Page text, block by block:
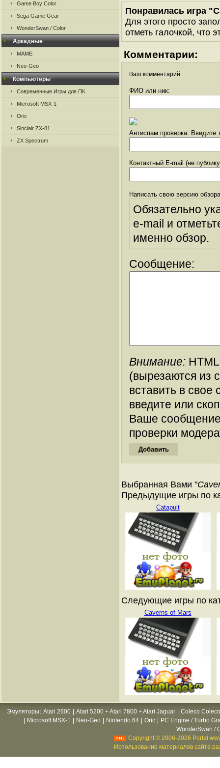
Game Boy Color
Sega Game Gear
WonderSwan / Color
Аркадные
MAME
Neo-Geo
Компьютеры
Современные Игры для ПК
Microsoft MSX-1
Oric
Sinclair ZX-81
ZX Spectrum
Понравилась игра
Для этого просто
отметь галочкой, что
Комментарии:
Ваш комментарий
ФИО или ник:
Антиспам проверка: Введите
Контактный E-mail (не
Написать свою версию
Обязательно
e-mail и
именно обзор.
Сообщение:
Внимание:
(вырезаются из
вставить в
введите или
Ваше
проверки
Выбранная Вами "
Предыдущие игры по
Catapult
Следующие игры по
Caverns of Mars
Эмуляторы : Atari 2600 Atari 5200 + Atari 7800 + Atari Jaguar
Coleco
Microsoft MSX-1 Neo-Geo Nintendo 64 Oric
PC Engine / Turbo
WonderSwan /
Copyright © 2006-2026 Portal
Использование материалов сайта